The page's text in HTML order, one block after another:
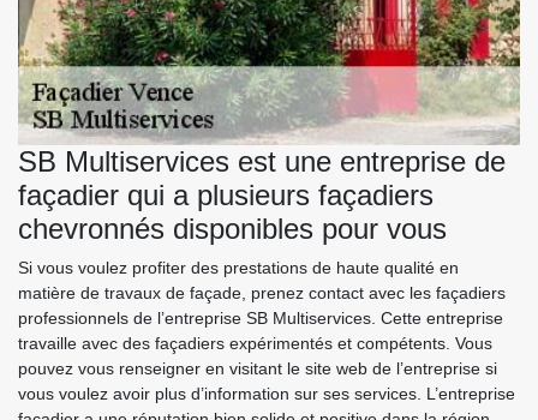
SB Multiservices est une entreprise de
façadier qui a plusieurs façadiers
chevronnés disponibles pour vous
Si vous voulez profiter des prestations de haute qualité en
matière de travaux de façade, prenez contact avec les façadiers
professionnels de l’entreprise SB Multiservices. Cette entreprise
travaille avec des façadiers expérimentés et compétents. Vous
pouvez vous renseigner en visitant le site web de l’entreprise si
vous voulez avoir plus d’information sur ses services. L’entreprise